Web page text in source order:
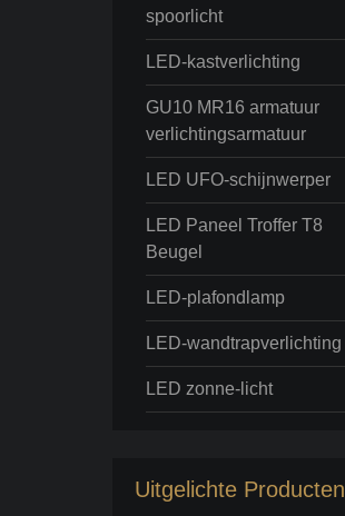
spoorlicht
LED-kastverlichting
GU10 MR16 armatuur
verlichtingsarmatuur
LED UFO-schijnwerper
LED Paneel Troffer T8
Beugel
LED-plafondlamp
LED-wandtrapverlichting
LED zonne-licht
Uitgelichte Producten